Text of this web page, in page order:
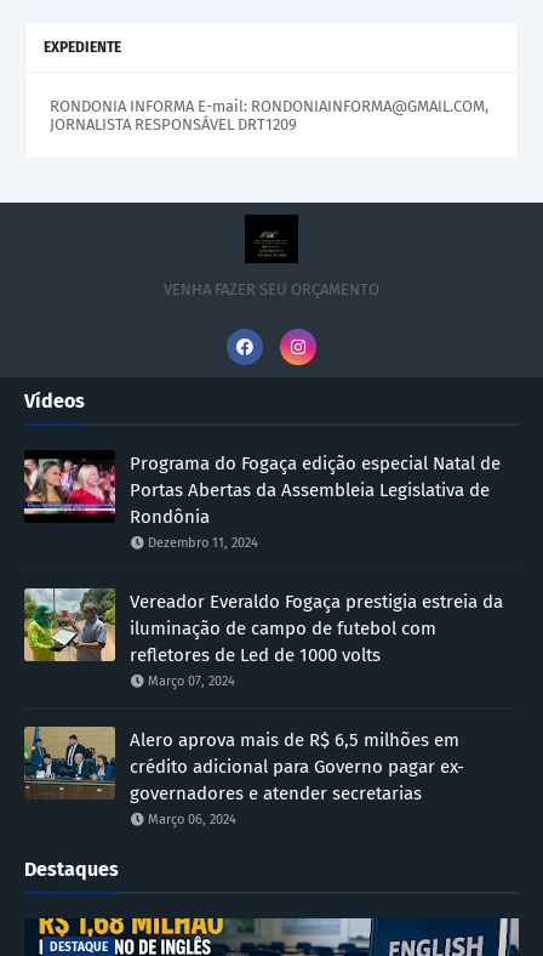
EXPEDIENTE
RONDONIA INFORMA E-mail: RONDONIAINFORMA@GMAIL.COM,
JORNALISTA RESPONSÁVEL DRT1209
VENHA FAZER SEU ORÇAMENTO
Vídeos
Programa do Fogaça edição especial Natal de
Portas Abertas da Assembleia Legislativa de
Rondônia
Dezembro 11, 2024
Vereador Everaldo Fogaça prestigia estreia da
iluminação de campo de futebol com
refletores de Led de 1000 volts
Março 07, 2024
Alero aprova mais de R$ 6,5 milhões em
crédito adicional para Governo pagar ex-
governadores e atender secretarias
Março 06, 2024
Destaques
DESTAQUE